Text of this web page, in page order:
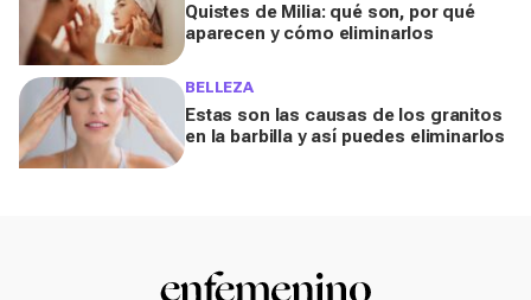
Quistes de Milia: qué son, por qué
aparecen y cómo eliminarlos
BELLEZA
Estas son las causas de los granitos
en la barbilla y así puedes eliminarlos